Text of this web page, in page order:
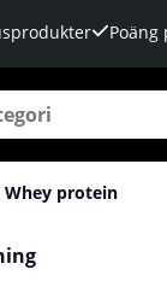
Poäng
protein